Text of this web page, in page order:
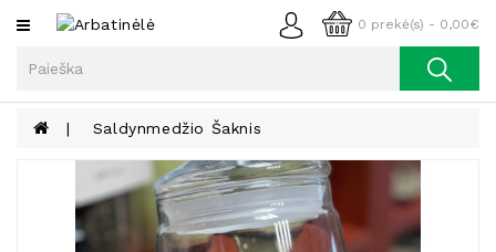
0 prekė(s) - 0,00€
Kategorijos
Kava
Prieskoniai
Lieknėjimui,
Saldynmedžio Šaknis